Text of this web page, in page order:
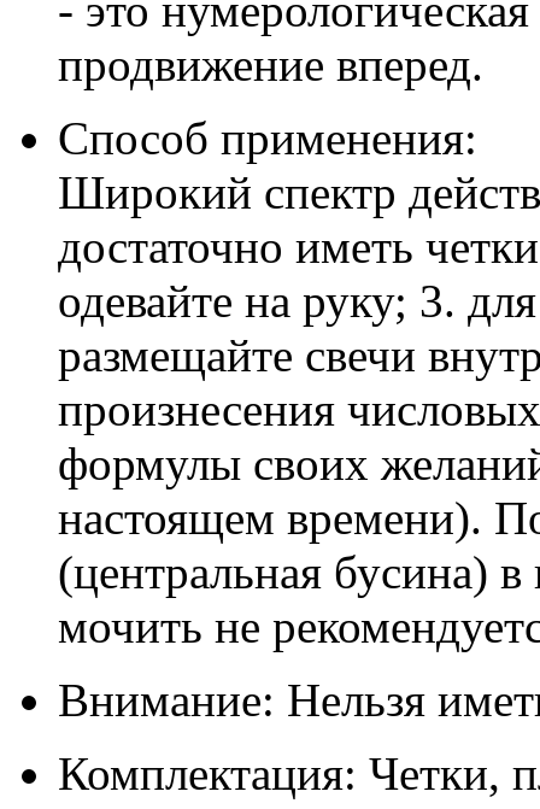
продвижение вперед.
Способ применения:
Широкий спектр
достаточно иметь
одевайте на руку; 3.
размещайте свечи
произнесения
формулы своих
настоящем времени).
(центральная бусина)
мочить не
Внимание: Нельзя
Комплектация: Четки,